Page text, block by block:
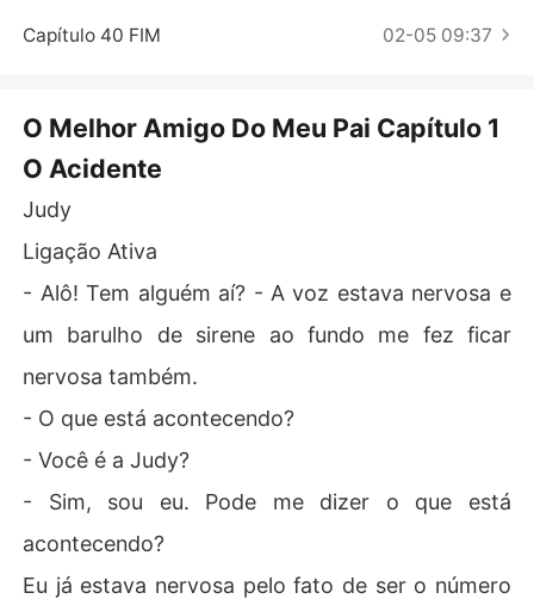
Com o tempo, Judy precisa arranjar um emprego, já que
on, Judy vê uma oportunidade de se aproximar do amig
o da família. No entanto, nem tudo são flores: Ramon é
lmente porque ele é um empresário muito renomado e c
obiçado.
Capítulo 40 FIM 02-05 09:37
O Melhor Amigo Do Meu Pai Capítulo 1
O Acidente
Judy
Ligação Ativa
- Alô! Tem alguém aí? - A voz estava nervosa e
um barulho de sirene ao fundo me fez ficar
nervosa também.
- O que está acontecendo?
- Você é a Judy?
- Sim, sou eu. Pode me dizer o que está
acontecendo?
Eu já estava nervosa pelo fato de ser o número